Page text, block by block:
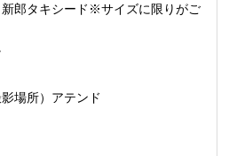
郎タキシード※サイズに限りがご
場所）アテンド